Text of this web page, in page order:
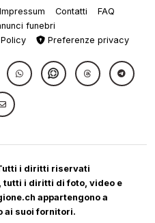
Impressum Contatti
FAQ
funebri
Preferenze privacy
i diritti riservati
tutti i diritti di foto, video e
appartengono a
ai suoi fornitori.